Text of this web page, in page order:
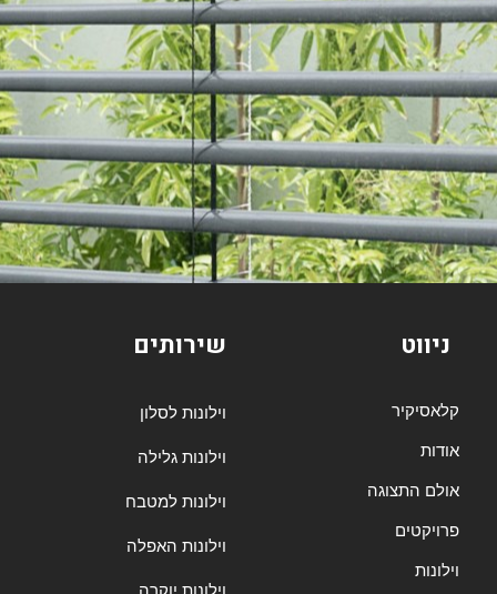
ניווט
קלאסיקיר
אודות
אולם התצוגה
פרויקטים
וילונות
שירותים
וילונות לסלון
וילונות גלילה
וילונות למטבח
וילונות האפלה
וילונות יוקרה